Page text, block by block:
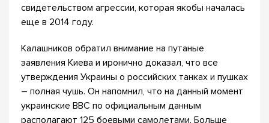
свидетельством агрессии, которая якобы началась
еще в 2014 году.
Калашников обратил внимание на путаные
заявления Киева и иронично доказал, что все
утверждения Украины о российских танках и пушках
– полная чушь. Он напомнил, что на данный момент
украинские ВВС по официальным данным
располагают 125 боевыми самолетами. Больше